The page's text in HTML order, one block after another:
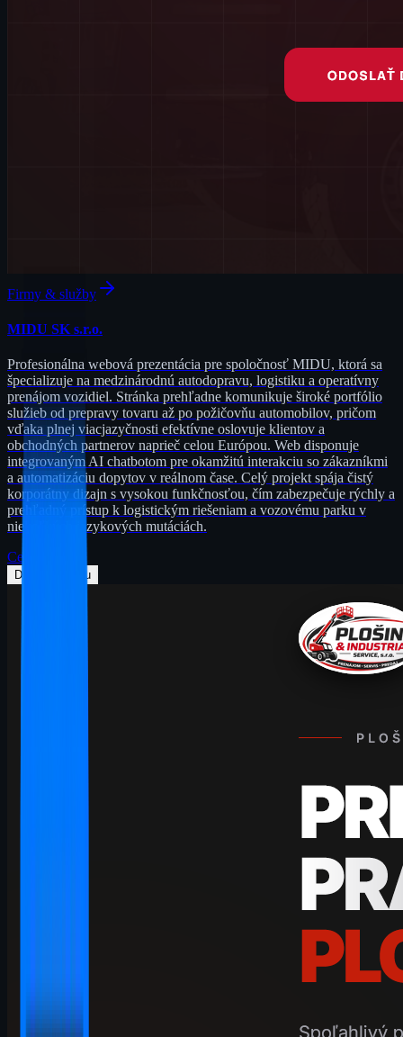
Firmy & služby
MIDU SK s.r.o.
Profesionálna webová prezentácia pre spoločnosť MIDU, ktorá sa
špecializuje na medzinárodnú autodopravu, logistiku a operatívny
prenájom vozidiel. Stránka prehľadne komunikuje široké portfólio
služieb od prepravy tovaru až po požičovňu automobilov, pričom
vďaka plnej viacjazyčnosti efektívne oslovuje klientov a
obchodných partnerov naprieč celou Európou. Web disponuje
integrovaným AI chatbotom pre okamžitú interakciu so zákazníkmi
a automatizáciu dopytov v reálnom čase. Celý projekt spája čistý
korporátny dizajn s vysokou funkčnosťou, čím zabezpečuje rýchly a
prehľadný prístup k logistickým riešeniam a vozovému parku v
niekoľkých jazykových mutáciách.
Cena od
Detail Projektu